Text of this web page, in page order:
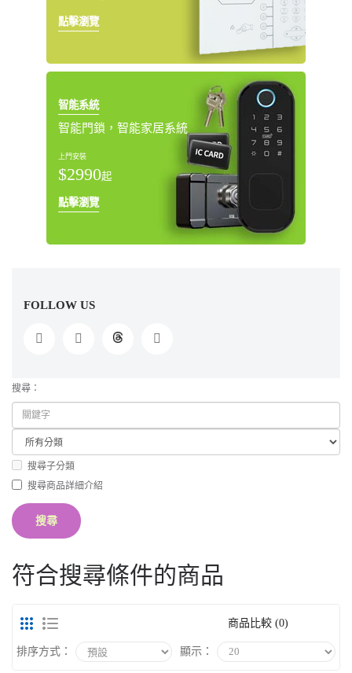
智能系統
智能門鎖，智能家居系統
上門安裝
$2990起
點擊瀏覽
點擊瀏覽
FOLLOW US
搜尋：
搜尋子分類
搜尋商品詳細介紹
符合搜尋條件的商品
商品比較 (0)
排序方式： 顯示：